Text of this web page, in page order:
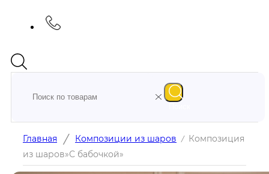
Главная / Композиции из шаров / Композиция
из шаров»С бабочкой»